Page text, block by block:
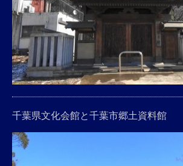
千葉県文化会館と千葉市郷土資料館